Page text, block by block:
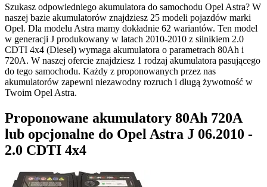
Szukasz odpowiedniego akumulatora do samochodu Opel Astra? W
naszej bazie akumulatorów znajdziesz 25 modeli pojazdów marki
Opel. Dla modelu Astra mamy dokładnie 62 wariantów. Ten model
w generacji J produkowany w latach 2010-2010 z silnikiem 2.0
CDTI 4x4 (Diesel) wymaga akumulatora o parametrach 80Ah i
720A. W naszej ofercie znajdziesz 1 rodzaj akumulatora pasującego
do tego samochodu. Każdy z proponowanych przez nas
akumulatorów zapewni niezawodny rozruch i długą żywotność w
Twoim Opel Astra.
Proponowane akumulatory 80Ah 720A
lub opcjonalne do Opel Astra J 06.2010 -
2.0 CDTI 4x4